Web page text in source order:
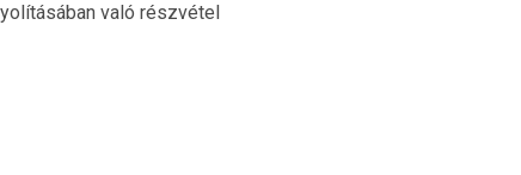
való részvétel